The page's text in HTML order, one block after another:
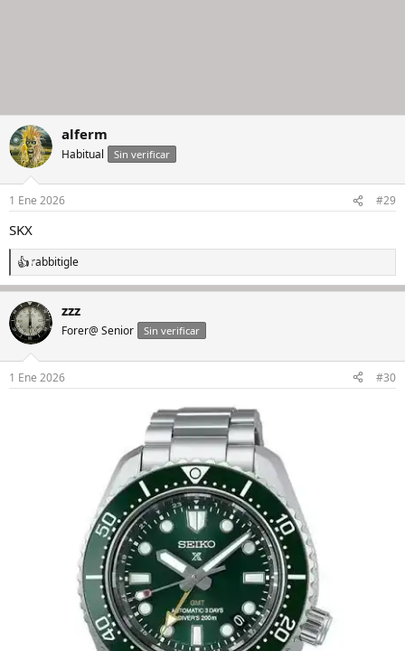
alferm
Habitual Sin verificar
1 Ene 2026 #29
SKX
R
e
c
c
i
e
rabbitigle
zzz
Forer@ Senior Sin verificar
1 Ene 2026 #30